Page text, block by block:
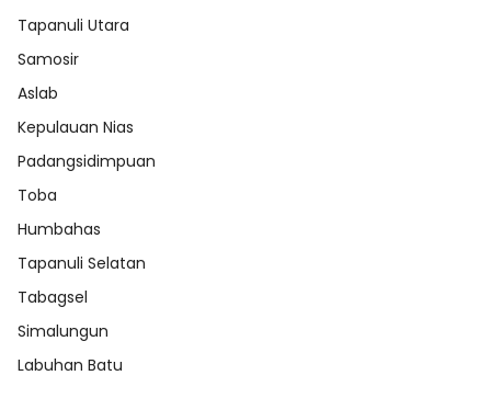
Tapanuli Utara
Samosir
Aslab
Kepulauan Nias
Padangsidimpuan
Toba
Humbahas
Tapanuli Selatan
Tabagsel
Simalungun
Labuhan Batu